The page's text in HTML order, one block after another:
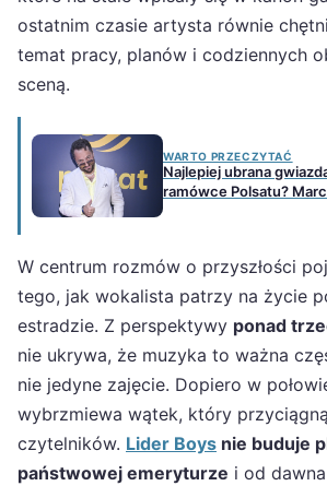
ostatnim czasie artysta równie
temat pracy, planów i codziennych
sceną.
WARTO PRZECZYTAĆ
Najlepiej ubrana
ramówce Polsatu?
W centrum rozmów o przyszłości
tego, jak wokalista patrzy na życie
estradzie. Z perspektywy ponad
nie ukrywa, że muzyka to ważna
nie jedyne zajęcie. Dopiero w
wybrzmiewa wątek, który
czytelników. Lider Boys nie buduje
państwowej emeryturze i od dawna